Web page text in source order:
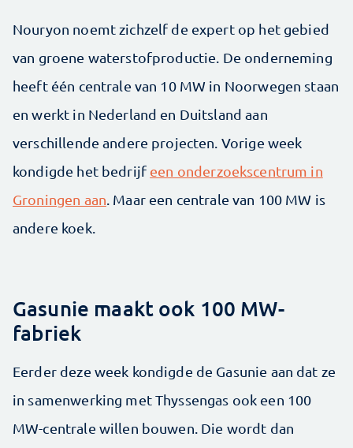
Nouryon noemt zichzelf de expert op het gebied
van groene waterstofproductie. De onderneming
heeft één centrale van 10 MW in Noorwegen staan
en werkt in Nederland en Duitsland aan
verschillende andere projecten. Vorige week
kondigde het bedrijf een onderzoekscentrum in
Groningen aan . Maar een centrale van 100 MW is
andere koek.
Gasunie maakt ook 100 MW-
fabriek
Eerder deze week kondigde de Gasunie aan dat ze
in samenwerking met Thyssengas ook een 100
MW-centrale willen bouwen. Die wordt dan